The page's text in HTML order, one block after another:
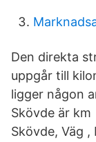
Den direkta
uppgår till
ligger någon
Skövde är
Skövde, Väg